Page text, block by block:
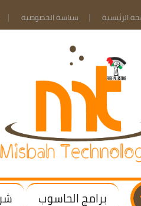
الرئيسية سياسة الخصوصية
برامج الحاسوب